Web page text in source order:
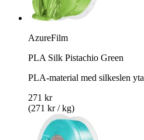
AzureFilm
PLA Silk Pistachio Green
PLA-material med silkeslen yta
271 kr
(271 kr / kg)